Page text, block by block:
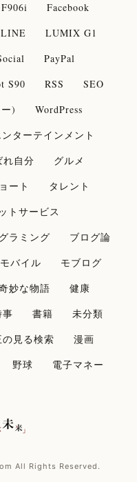
F906i
Facebook
LINE
LUMIX G1
PayPal
S90 RSS
SEO
)
WordPress
ンターテインメント
れ自分
グルメ
ート
タレント
トサービス
ラミング
ブログ論
モバイル
モブログ
妙な物語
健康
事 書籍
未分類
見る検索
漫画
野球 電子マネー
All Rights Reserved.